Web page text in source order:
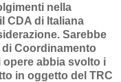
nella
CDA di Italiana
Sarebbe
Coordinamento
abbia svolto i
in oggetto del TRC